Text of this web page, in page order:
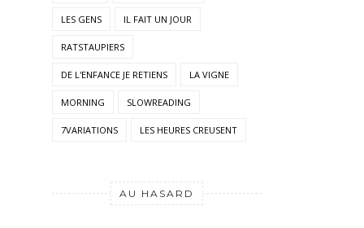
LES GENS IL FAIT UN JOUR
RATSTAUPIERS
DE L'ENFANCE JE RETIENS LA VIGNE
MORNING SLOWREADING
7VARIATIONS LES HEURES CREUSENT
AU HASARD